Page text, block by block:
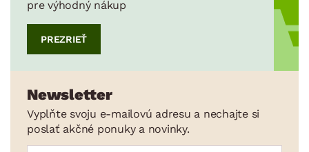
pre výhodný nákup
PREZRIEŤ
Newsletter
Vyplňte svoju e-mailovú adresu a nechajte si
poslať akčné ponuky a novinky.